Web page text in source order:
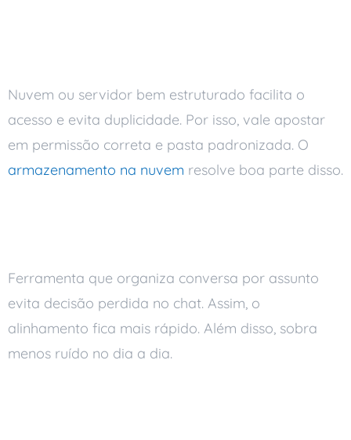
Nuvem ou servidor bem estruturado facilita o
acesso e evita duplicidade. Por isso, vale apostar
em permissão correta e pasta padronizada. O
armazenamento na nuvem resolve boa parte disso.
Ferramenta que organiza conversa por assunto
evita decisão perdida no chat. Assim, o
alinhamento fica mais rápido. Além disso, sobra
menos ruído no dia a dia.